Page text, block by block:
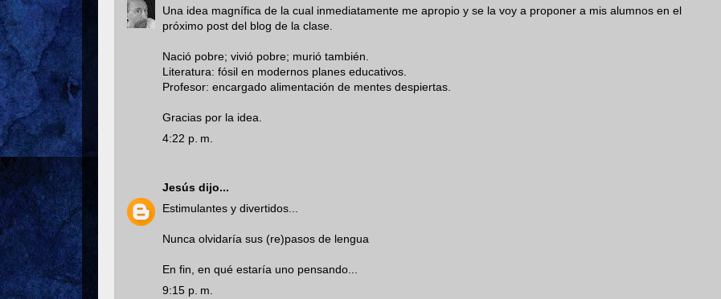
Una idea magnífica de la cual inmediatamente me apropio y se la voy a proponer a mis alumnos en el
próximo post del blog de la clase.
Nació pobre; vivió pobre; murió también.
Literatura: fósil en modernos planes educativos.
Profesor: encargado alimentación de mentes despiertas.
Gracias por la idea.
4:22 p. m.
Jesús dijo...
Estimulantes y divertidos...
Nunca olvidaría sus (re)pasos de lengua
En fin, en qué estaría uno pensando...
9:15 p. m.